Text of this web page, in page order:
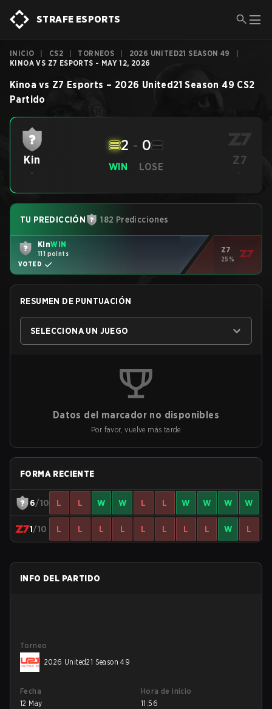
STRAFE ESPORTS
INICIO CS2 TORNEOS 2026 UNITED21 SEASON 49
KINOA VS Z7 ESPORTS - MAY 12, 2026
Kinoa vs Z7 Esports – 2026 United21 Season 49 CS2
Partido
Kin
-
WIN
2 - 0
LOSE Z7
-
TU PREDICCIÓN 182 Predicciones
KinWIN
111 points
VOTED
Z7
25%
RESUMEN DE PUNTUACIÓN
SELECCIONA UN JUEGO
Datos del marcador no disponibles
Por favor, vuelve más tarde
FORMA RECIENTE
6/10 L L W W L L W W W W
1/10 L L L L L L L L W L
INFO DEL PARTIDO
Torneo
2026 United21 Season 49
Fecha
12 May
Hora de inicio
11:56